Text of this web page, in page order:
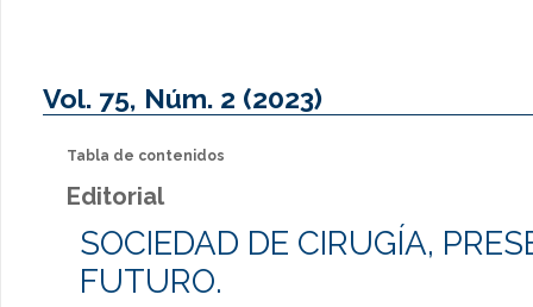
Vol. 75, Núm. 2 (2023)
Tabla de contenidos
Editorial
SOCIEDAD DE CIRUGÍA,
FUTURO.